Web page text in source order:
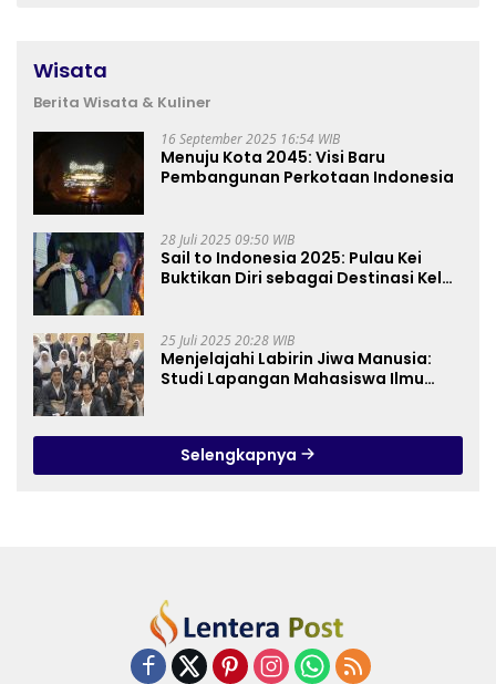
Wisata
Berita Wisata & Kuliner
16 September 2025 16:54 WIB
Menuju Kota 2045: Visi Baru
Pembangunan Perkotaan Indonesia
28 Juli 2025 09:50 WIB
Sail to Indonesia 2025: Pulau Kei
Buktikan Diri sebagai Destinasi Kelas
25 Juli 2025 20:28 WIB
Menjelajahi Labirin Jiwa Manusia:
Studi Lapangan Mahasiswa Ilmu
Selengkapnya